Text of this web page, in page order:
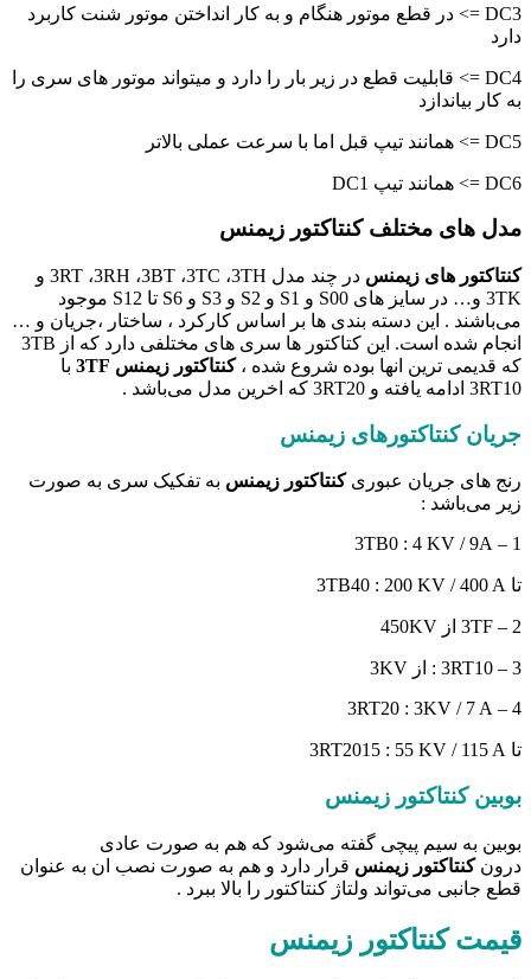
DC3 => در قطع موتور هنگام و به کار انداختن موتور شنت کاربرد
دارد
DC4 => قابلیت قطع در زیر بار را دارد و میتواند موتور های سری را
به کار بیاندازد
DC5 => همانند تیپ قبل اما با سرعت عملی بالاتر
DC6 => همانند تیپ DC1
مدل های مختلف کنتاکتور زیمنس
کنتاکتور های زیمنس
در چند مدل 3RT ،3RH ،3BT ،3TC ،3TH و
3TK و… در سایز های S00 و S1 و S2 و S3 و S6 تا S12 موجود
می‌باشند . این دسته بندی ها بر اساس کارکرد ، ساختار ،جریان و …
انجام شده است. این کتاکتور ها سری های مختلفی دارد که از 3TB
که قدیمی ترین انها بوده شروع شده ،کنتاکتور زیمنس 3TF
با
3RT10 ادامه یافته و 3RT20 که اخرین مدل می‌باشد .
جریان کنتاکتورهای زیمنس
رنج های جریان عبوری کنتاکتور زیمنس به تفکیک سری به صورت
زیر می‌باشد :
1 – 3TB0 : 4 KV / 9A
تا 3TB40 : 200 KV / 400 A
2 – 3TF از 450KV
3 – 3RT10 : از 3KV
4 – 3RT20 : 3KV / 7 A
تا 3RT2015 : 55 KV / 115 A
بوبین کنتاکتور زیمنس
بوبین به سیم پیچی گفته می‌شود که هم به صورت عادی
درون کنتاکتور زیمنس قرار دارد و هم به صورت نصب ان به عنوان
قطع جانبی می‌تواند ولتاژ کنتاکتور را بالا ببرد .
قیمت کنتاکتور زیمنس